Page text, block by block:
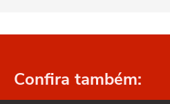
Confira também: